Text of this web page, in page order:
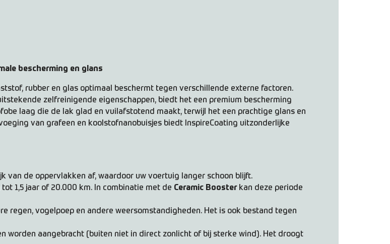
bescherming en glans
rubber en glas optimaal beschermt tegen verschillende externe factoren.
zelfreinigende eigenschappen, biedt het een premium bescherming
laag die de lak glad en vuilafstotend maakt, terwijl het een prachtige glans en
van grafeen en koolstofnanobuisjes biedt InspireCoating uitzonderlijke
van de oppervlakken af, waardoor uw voertuig langer schoon blijft.
1,5 jaar of 20.000 km. In combinatie met de Ceramic Boosterkan deze periode
regen, vogelpoep en andere weersomstandigheden. Het is ook bestand tegen
worden aangebracht (buiten niet in direct zonlicht of bij sterke wind). Het droogt